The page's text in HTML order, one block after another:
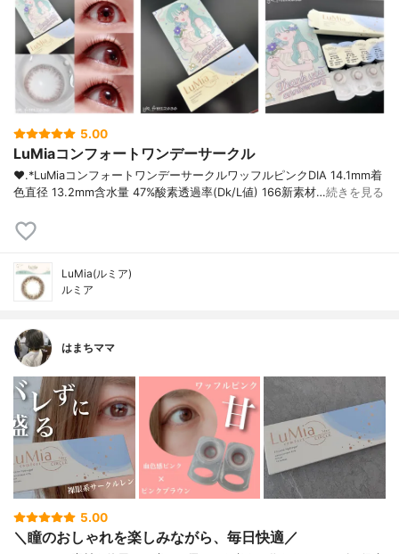
5.00
LuMiaコンフォートワンデーサークル
❤︎.*⁡LuMiaコンフォートワンデーサークルワッフルピンク⁡DIA 14.1mm着
色直径 13.2mm含水量 47%酸素透過率(Dk/L値) 166⁡新素材…続きを見る
LuMia(ルミア)
ルミア
はまちママ
5.00
＼瞳のおしゃれを楽しみながら、毎日快適／